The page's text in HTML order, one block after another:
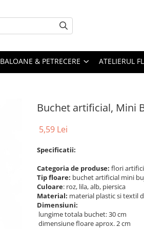
BALOANE & PETRECERE ATELIERUL
Buchet artificial, Mini
5,59 Lei
Specificatii:
Categoria de produse: flori
Tip floare: buchet artificial mini
Culoare: roz, lila, alb, piersica
Material: material plastic si textil
Dimensiuni:
lungime totala buchet: 30 cm
dimensiune floare aprox. 2 cm